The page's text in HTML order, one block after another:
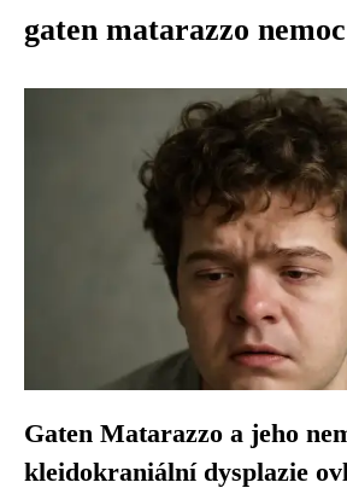
gaten matarazzo nemoc
Gaten Matarazzo a jeho
kleidokraniální dysplazie